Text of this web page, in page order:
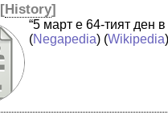
[History]
“5 март е 64-тият ден
(Negapedia) (Wikipedia